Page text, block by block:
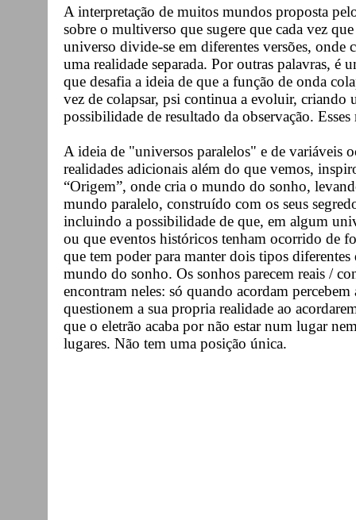
A interpretação de muitos mundos proposta
sobre o multiverso que sugere que cada vez
universo divide-se em diferentes versões, onde
uma realidade separada. Por outras palavras, é
que desafia a ideia de que a função de onda
vez de colapsar, psi continua a evoluir, criando
possibilidade de resultado da observação.
A ideia de "universos paralelos" e de variáveis
realidades adicionais além do que vemos,
“Origem”, onde cria o mundo do sonho,
mundo paralelo, construído com os seus
incluindo a possibilidade de que, em algum
ou que eventos históricos tenham ocorrido de
que tem poder para manter dois tipos
mundo do sonho. Os sonhos parecem reais /
encontram neles: só quando acordam
questionem a sua propria realidade ao
que o eletrão acaba por não estar num lugar
lugares. Não tem uma posição única.